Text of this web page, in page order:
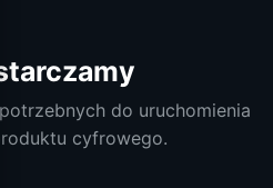
potrzebnych do uruchomienia
cyfrowego.